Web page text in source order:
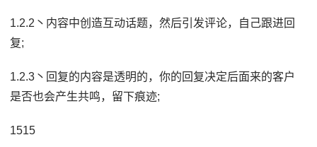
1.2.2丶内容中创造互动话题，然后引发评论，自己跟进回
复;
1.2.3丶回复的内容是透明的，你的回复决定后面来的客户
是否也会产生共鸣，留下痕迹;
1515